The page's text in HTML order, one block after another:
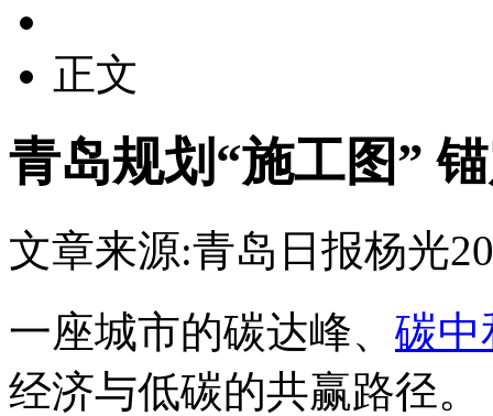
正文
青岛规划“施工图”
文章来源:青岛日报杨光
一座城市的碳达峰、 碳中
经济与低碳的共赢路径。